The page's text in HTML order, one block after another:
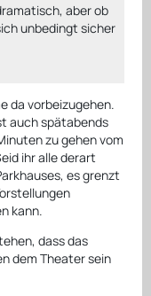
aber ob
unbedingt sicher
da vorbeizugehen.
auch spätabends
zu gehen vom
ihr alle derart
es grenzt
kann.
dass das
dem Theater sein